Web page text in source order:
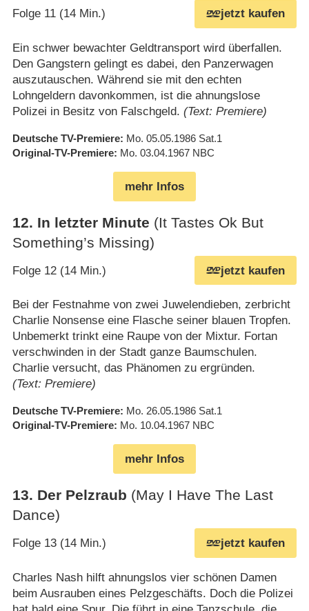
Folge 11 (14 Min.) jetzt kaufen
Ein schwer bewachter Geldtransport wird überfallen.
Den Gangstern gelingt es dabei, den Panzerwagen
auszutauschen. Während sie mit den echten
Lohngeldern davonkommen, ist die ahnungslose
Polizei in Besitz von Falschgeld. (Text: Premiere)
Deutsche TV-Premiere Mo. 05.05.1986 Sat.1
Original-TV-Premiere Mo. 03.04.1967 NBC
mehr Infos
12. In letzter Minute (It Tastes Ok But
Something’s Missing)
Folge 12 (14 Min.) jetzt kaufen
Bei der Festnahme von zwei Juwelendieben, zerbricht
Charlie Nonsense eine Flasche seiner blauen Tropfen.
Unbemerkt trinkt eine Raupe von der Mixtur. Fortan
verschwinden in der Stadt ganze Baumschulen.
Charlie versucht, das Phänomen zu ergründen.
(Text: Premiere)
Deutsche TV-Premiere Mo. 26.05.1986 Sat.1
Original-TV-Premiere Mo. 10.04.1967 NBC
mehr Infos
13. Der Pelzraub (May I Have The Last
Dance)
Folge 13 (14 Min.) jetzt kaufen
Charles Nash hilft ahnungslos vier schönen Damen
beim Ausrauben eines Pelzgeschäfts. Doch die Polizei